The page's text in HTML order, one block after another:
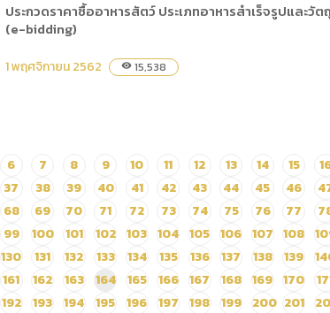
ประกวดราคาซื้ออาหารสัตว์ ประเภทอาหารสำเร็จรูปและ
(e-bidding)
1 พฤศจิกายน 2562 visibility 15,538
6 7 8 9 10 11 12 13 14 15
37 38 39 40 41 42 43 44 45 46
68 69 70 71 72 73 74 75 76 77
99 100 101 102 103 104 105 106 107 108
130 131 132 133 134 135 136 137 138 139
161 162 163 164 165 166 167 168 169 170
192 193 194 195 196 197 198 199 200 201